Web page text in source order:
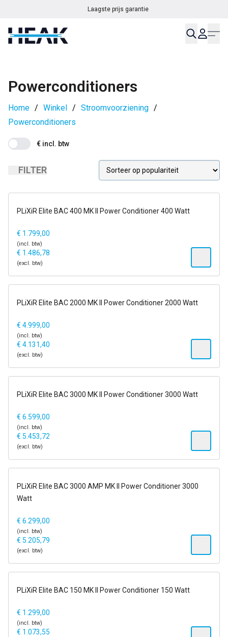
Laagste prijs garantie
Powerconditioners
Home / Winkel / Stroomvoorziening /
Powerconditioners
€ incl. btw
FILTER
1-2 dagen
PLiXiR Elite BAC 400 MK II Power Conditioner 400 Watt
€ 1.799,00
(incl. btw)
€ 1.486,78
(excl. btw)
1-2 dagen
PLiXiR Elite BAC 2000 MK II Power Conditioner 2000 Watt
€ 4.999,00
(incl. btw)
€ 4.131,40
(excl. btw)
1-2 dagen
PLiXiR Elite BAC 3000 MK II Power Conditioner 3000 Watt
€ 6.599,00
(incl. btw)
€ 5.453,72
(excl. btw)
1-2 dagen
PLiXiR Elite BAC 3000 AMP MK II Power Conditioner 3000
Watt
€ 6.299,00
(incl. btw)
€ 5.205,79
(excl. btw)
1-2 dagen
PLiXiR Elite BAC 150 MK II Power Conditioner 150 Watt
€ 1.299,00
(incl. btw)
€ 1.073,55